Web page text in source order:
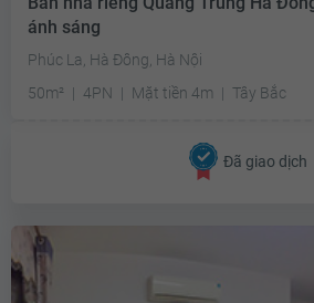
ánh sáng
Phúc La, Hà Đông, Hà Nội
50m²
4PN Mặt tiền 4m Tây Bắc
Đã giao dịch